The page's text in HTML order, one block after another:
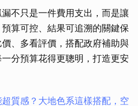
不只是一件費用支出，而是讓
算可控、結果可追溯的關鍵保
、多看評價，搭配政府補助與
分預算花得更聰明，打造更安
質感？大地色系這樣搭配，空